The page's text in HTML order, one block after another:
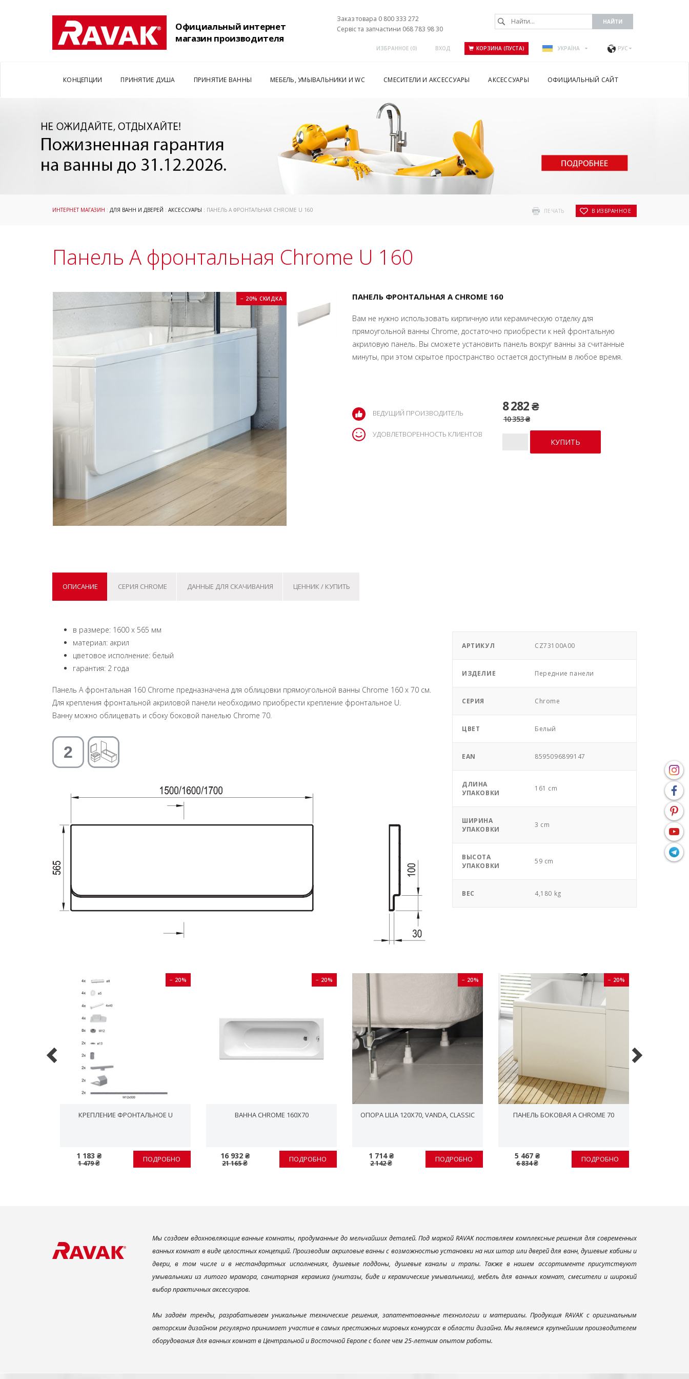
Официальный интернет
магазин производителя
Заказ товара 0 800 333 272
Сервіс та запчастини 068 783 98 30
ИЗБРАННОЕ (0) ВХОД КОРЗИНА (ПУСТА) УКРАЇНА РУС
КОНЦЕПЦИИ ПРИНЯТИЕ ДУША ПРИНЯТИЕ ВАННЫ МЕБЕЛЬ, УМЫВАЛЬНИКИ И WC СМЕСИТЕЛИ И АКСЕССУАРЫ АКСЕССУАРЫ ОФИЦИАЛЬНЫЙ САЙТ
ПЕЧАТЬ В ИЗБРАННОЕ
ИНТЕРНЕТ МАГАЗИН : ДЛЯ ВАНН И ДВЕРЕЙ : АКСЕССУАРЫ : ПАНЕЛЬ A ФРОНТАЛЬНАЯ CHROME U 160
Панель A фронтальная Chrome U 160
− 20% СКИДКА ПАНЕЛЬ ФРОНТАЛЬНАЯ A CHROME 160
Вам не нужно использовать кирпичную или керамическую отделку для
прямоугольной ванны Chrome, достаточно приобрести к ней фронтальную
акриловую панель. Вы сможете установить панель вокруг ванны за считанные
минуты, при этом скрытое пространство остается доступным в любое время.
8 282 ₴
10 353 ₴
ВЕДУЩИЙ ПРОИЗВОДИТЕЛЬ
УДОВЛЕТВОРЕННОСТЬ КЛИЕНТОВ
ОПИСАНИЕ СЕРИЯ CHROME ДАННЫЕ ДЛЯ СКАЧИВАНИЯ ЦЕННИК / КУПИТЬ
в размере: 1600 x 565 мм
материал: акрил
цветовое исполнение: белый
гарантия: 2 года
Панель A фронтальная 160 Chrome предназначена для облицовки прямоугольной ванны Chrome 160 x 70 см.
Для крепления фронтальной акриловой панели необходимо приобрести крепление фронтальное U.
Ванну можно облицевать и сбоку боковой панелью Chrome 70.
АРТИКУЛ CZ73100A00
ИЗДЕЛИЕ Передние панели
СЕРИЯ Chrome
ЦВЕТ Белый
EAN 8595096899147
ДЛИНА
УПАКОВКИ
161 cm
ШИРИНА
УПАКОВКИ
3 cm
ВЫСОТА
УПАКОВКИ
59 cm
ВЕС 4,180 kg
− 20%
КРЕПЛЕНИЕ ФРОНТАЛЬНОЕ U
1 183 ₴
1 479 ₴ ПОДРОБНО
− 20%
ВАННА CHROME 160X70
16 932 ₴
21 165 ₴ ПОДРОБНО
− 20%
ОПОРА LILIA 120X70, VANDA, CLASSIC
1 714 ₴
2 142 ₴ ПОДРОБНО
− 20%
ПАНЕЛЬ БОКОВАЯ A CHROME 70
5 467 ₴
6 834 ₴ ПОДРОБНО
Мы создаем вдохновляющие ванные комнаты, продуманные до мельчайших деталей. Под маркой RAVAK поставляем комплексные решения для современных
ванных комнат в виде целостных концепций. Производим акриловые ванны с возможностью установки на них штор или дверей для ванн, душевые кабины и
двери, в том числе и в нестандартных исполнениях, душевые поддоны, душевые каналы и трапы. Также в нашем ассортименте присутствуют
умывальники из литого мрамора, санитарная керамика (унитазы, биде и керамические умывальники), мебель для ванных комнат, смесители и широкий
выбор практичных аксессуаров.
Мы задаём тренды, разрабатываем уникальные технические решения, запатентованные технологии и материалы. Продукция RAVAK с оригинальным
авторским дизайном регулярно принимает участие в самых престижных мировых конкурсах в области дизайна. Мы являемся крупнейшим производителем
оборудования для ванных комнат в Центральной и Восточной Европе с более чем 25-летним опытом работы.